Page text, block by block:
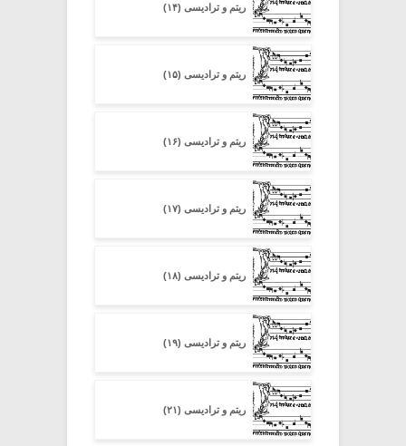
ریتم و ترادیسی (۱۴)
ریتم و ترادیسی (۱۵)
ریتم و ترادیسی (۱۶)
ریتم و ترادیسی (۱۷)
ریتم و ترادیسی (۱۸)
ریتم و ترادیسی (۱۹)
ریتم و ترادیسی (۲۱)